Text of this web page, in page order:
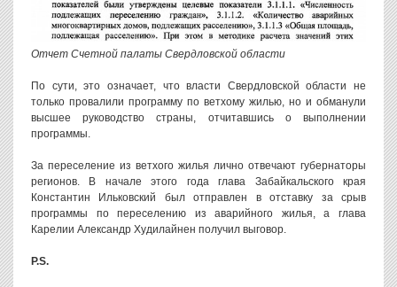
Отчет Счетной палаты Свердловской области
По сути, это означает, что власти Свердловской области не
только провалили программу по ветхому жилью, но и обманули
высшее руководство страны, отчитавшись о выполнении
программы.
За переселение из ветхого жилья лично отвечают губернаторы
регионов. В начале этого года глава Забайкальского края
Константин Ильковский был отправлен в отставку за срыв
программы по переселению из аварийного жилья, а глава
Карелии Александр Худилайнен получил выговор.
P.S.